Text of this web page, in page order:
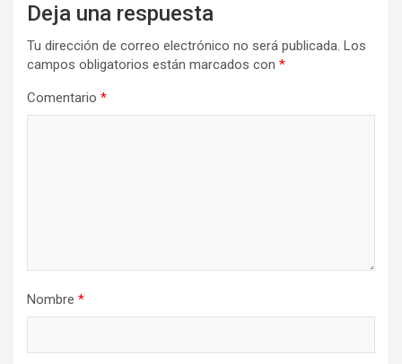
Deja una respuesta
Tu dirección de correo electrónico no será publicada. Los
campos obligatorios están marcados con *
Comentario *
Nombre *